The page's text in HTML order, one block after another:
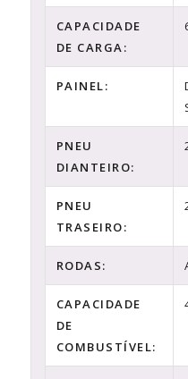
CAPACIDADE
DE CARGA:
PAINEL:
PNEU
DIANTEIRO:
PNEU
TRASEIRO:
RODAS:
CAPACIDADE
DE
COMBUSTÍVEL: